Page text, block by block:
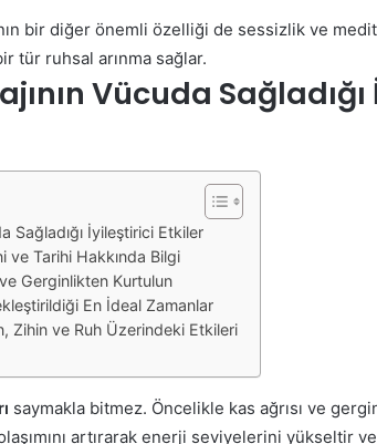
bir diğer önemli özelliği de sessizlik ve
tür ruhsal arınma sağlar.
Vücuda
Sağladığı İyileştirici Etkiler
ve Tarihi Hakkında Bilgi
Gerginlikten Kurtulun
En İdeal Zamanlar
Zihin ve Ruh Üzerindeki Etkileri
saymakla bitmez. Öncelikle kas ağrısı ve
artırarak enerji seviyelerini yükseltir